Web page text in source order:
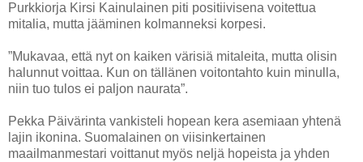
Purkkiorja Kirsi Kainulainen piti positiivisena voitettua
mitalia, mutta jääminen kolmanneksi korpesi.
”Mukavaa, että nyt on kaiken värisiä mitaleita, mutta olisin
halunnut voittaa. Kun on tällänen voitontahto kuin minulla,
niin tuo tulos ei paljon naurata”.
Pekka Päivärinta vankisteli hopean kera asemiaan yhtenä
lajin ikonina. Suomalainen on viisinkertainen
maailmanmestari voittanut myös neljä hopeista ja yhden